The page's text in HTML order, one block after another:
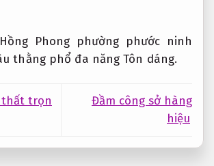
Phong phường phước ninh
thằng phổ đa năngTôn dáng.
thất trọn
Đầm công sở hàng
hiệu